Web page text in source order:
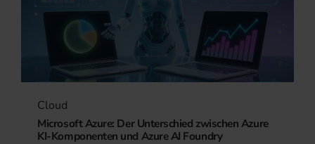
Cloud
Microsoft Azure: Der Unterschied zwischen Azure
KI-Komponenten und Azure AI Foundry